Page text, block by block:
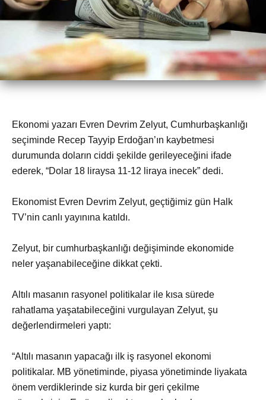
Ekonomi yazarı Evren Devrim Zelyut, Cumhurbaşkanlığı
seçiminde Recep Tayyip Erdoğan’ın kaybetmesi
durumunda doların ciddi şekilde gerileyeceğini ifade
ederek, “Dolar 18 liraysa 11-12 liraya inecek” dedi.
Ekonomist Evren Devrim Zelyut, geçtiğimiz gün Halk
TV’nin canlı yayınına katıldı.
Zelyut, bir cumhurbaşkanlığı değişiminde ekonomide
neler yaşanabileceğine dikkat çekti.
Altılı masanın rasyonel politikalar ile kısa sürede
rahatlama yaşatabileceğini vurgulayan Zelyut, şu
değerlendirmeleri yaptı:
“Altılı masanın yapacağı ilk iş rasyonel ekonomi
politikalar. MB yönetiminde, piyasa yönetiminde liyakata
önem verdiklerinde siz kurda bir geri çekilme